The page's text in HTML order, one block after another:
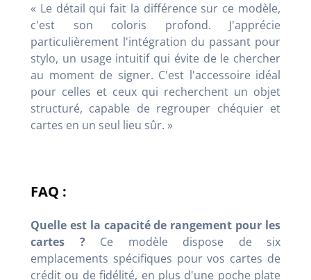
« Le détail qui fait la différence sur ce modèle,
c'est son coloris profond. J'apprécie
particulièrement l'intégration du passant pour
stylo, un usage intuitif qui évite de le chercher
au moment de signer. C'est l'accessoire idéal
pour celles et ceux qui recherchent un objet
structuré, capable de regrouper chéquier et
cartes en un seul lieu sûr. »
FAQ :
Quelle est la capacité de rangement pour les
cartes ?Ce modèle dispose de six
emplacements spécifiques pour vos cartes de
crédit ou de fidélité, en plus d'une poche plate